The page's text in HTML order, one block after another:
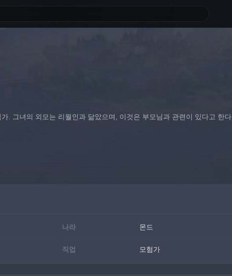
. 그녀의 외모는 리월인과 닮았으며, 이것은 부모님과 관련이 있다고 한다.
나라 몬드
직업 모험가